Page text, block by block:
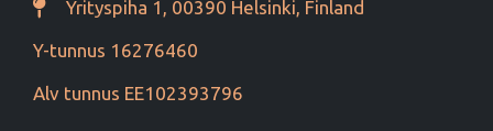
Yrityspiha 1, 00390 Helsinki, Finland
Y-tunnus 16276460
Alv tunnus EE102393796